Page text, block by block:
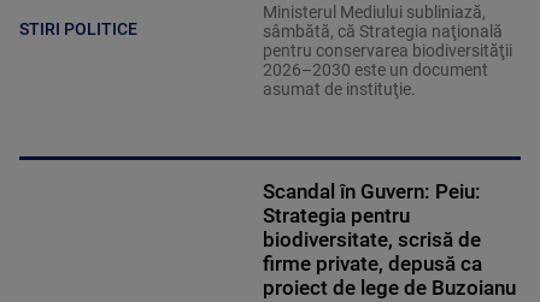
STIRI POLITICE
Ministerul Mediului subliniază,
sâmbătă, că Strategia naţională
pentru conservarea biodiversităţii
2026–2030 este un document
asumat de instituţie.
Scandal în Guvern: Peiu:
Strategia pentru
biodiversitate, scrisă de
firme private, depusă ca
proiect de lege de Buzoianu